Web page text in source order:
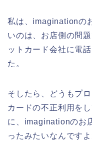
私は、imaginationの
いのは、お店側の問
ットカード会社に電
た。
そしたら、どうもプ
カードの不正利用を
に、imaginationのお
ったみたいなんですよ